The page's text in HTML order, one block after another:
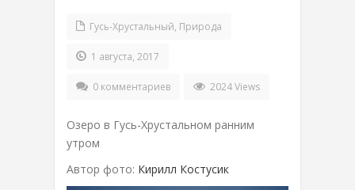
Гусь-Хрустальный, Природа
1 августа, 2017
0 комментариев 2024 Views
Озеро в Гусь-Хрустальном ранним
утром
Автор фото: Кирилл Костусик